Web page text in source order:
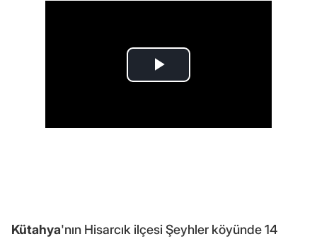
Kütahya'nın Hisarcık ilçesi Şeyhler köyünde 14